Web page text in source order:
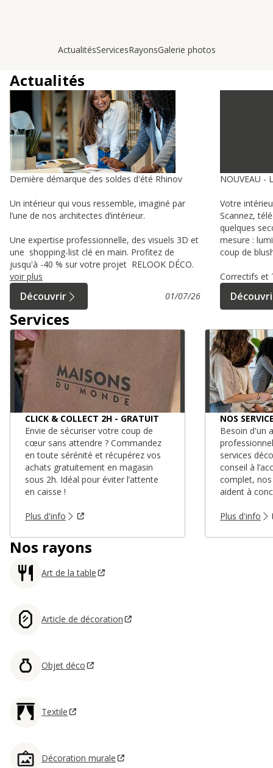
ActualitésServicesRayonsGalerie photos
Actualités
Dernière démarque des soldes d'été Rhinov
Un intérieur qui vous ressemble, imaginé par
l’une de nos architectes d’intérieur.
Une expertise professionnelle, des visuels 3D et
une shopping-list clé en main. Profitez de
jusqu'à -40 % sur votre projet RELOOK DÉCO.
voir plus
Découvrir 01/07/26
NOUVEAU -
Votre
Scannez,
quelques
mesure :
coup de
Correctifs et
Services
CLICK & COLLECT 2H - GRATUIT
Envie de sécuriser votre coup de
cœur sans attendre ? Commandez
en toute sérénité et récupérez vos
achats gratuitement en magasin
sous 2h. Idéal pour éviter l’attente
en caisse !
Plus d'info
NOS
Besoin d'un
services
conseil à
complet,
aident à
Plus d'info
Nos rayons
Art de la table
Article de décoration
Objet déco
Textile
Décoration murale